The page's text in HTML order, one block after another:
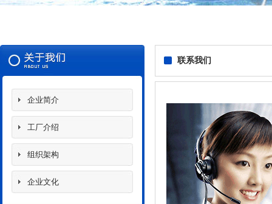
企业简介
工厂介绍
组织架构
企业文化
联系我们